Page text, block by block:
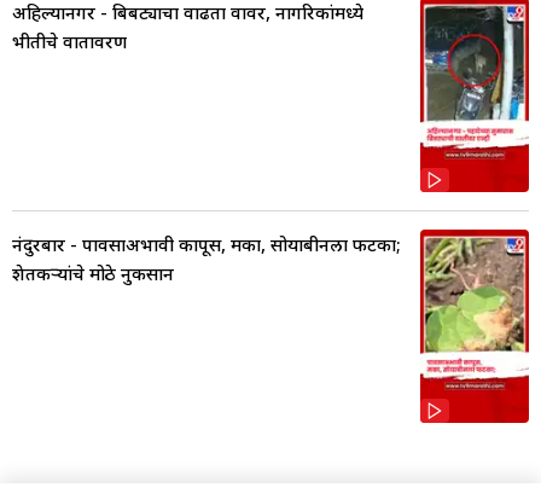
अहिल्यानगर - बिबट्याचा वाढता वावर, नागरिकांमध्ये
भीतीचे वातावरण
नंदुरबार - पावसाअभावी कापूस, मका, सोयाबीनला फटका;
शेतकऱ्यांचे मोठे नुकसान